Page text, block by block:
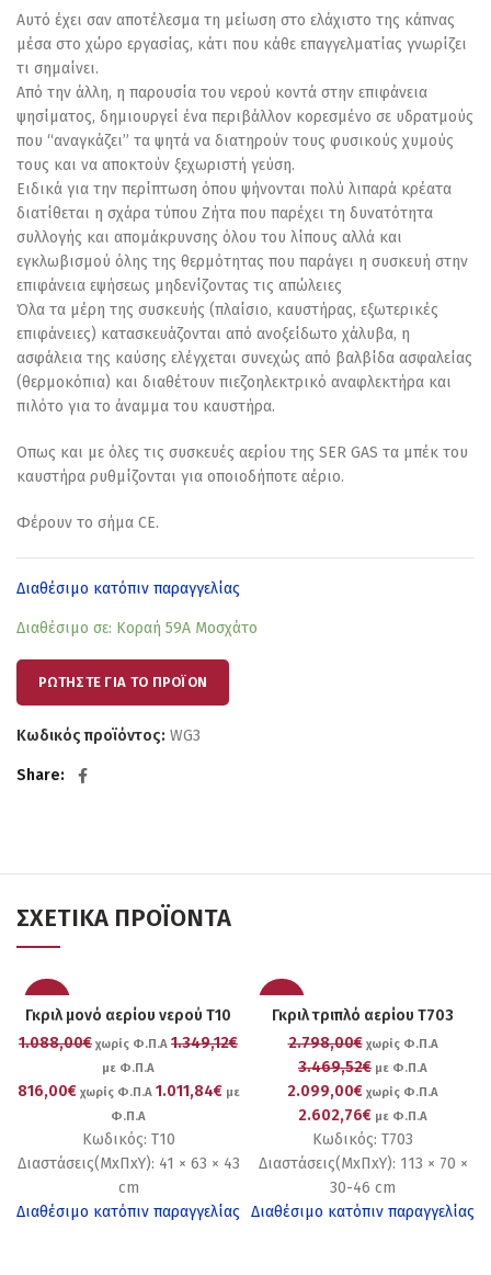
Αυτό έχει σαν αποτέλεσμα τη μείωση στο ελάχιστο της κάπνας
μέσα στο χώρο εργασίας, κάτι που κάθε επαγγελματίας γνωρίζει
τι σημαίνει.
Από την άλλη, η παρουσία του νερού κοντά στην επιφάνεια
ψησίματος, δημιουργεί ένα περιβάλλον κορεσμένο σε υδρατμούς
που “αναγκάζει” τα ψητά να διατηρούν τους φυσικούς χυμούς
τους και να αποκτούν ξεχωριστή γεύση.
Ειδικά για την περίπτωση όπου ψήνονται πολύ λιπαρά κρέατα
διατίθεται η σχάρα τύπου Ζήτα που παρέχει τη δυνατότητα
συλλογής και απομάκρυνσης όλου του λίπους αλλά και
εγκλωβισμού όλης της θερμότητας που παράγει η συσκευή στην
επιφάνεια εψήσεως μηδενίζοντας τις απώλειες
Όλα τα μέρη της συσκευής (πλαίσιο, καυστήρας, εξωτερικές
επιφάνειες) κατασκευάζονται από ανοξείδωτο χάλυβα, η
ασφάλεια της καύσης ελέγχεται συνεχώς από βαλβίδα ασφαλείας
(θερμοκόπια) και διαθέτουν πιεζοηλεκτρικό αναφλεκτήρα και
πιλότο για το άναμμα του καυστήρα.
Oπως και με όλες τις συσκευές αερίου της SER GAS τα μπέκ του
καυστήρα ρυθμίζονται για οποιοδήποτε αέριο.
Φέρουν το σήμα CE.
Διαθέσιμο κατόπιν παραγγελίας
Διαθέσιμο σε: Κοραή 59Α Μοσχάτο
ΡΩΤΗΣΤΕ ΓΙΑ ΤΟ ΠΡΟΪΟΝ
Κωδικός προϊόντος: WG3
Share
ΣΧΕΤΙΚΆ ΠΡΟΪΌΝΤΑ
Γκριλ μονό αερίου νερού T10
1.088,00€ χωρίς Φ.Π.Α 1.349,12€
με Φ.Π.Α
816,00€ χωρίς Φ.Π.Α 1.011,84€ με
Φ.Π.Α
Κωδικός: T10
Διαστάσεις(ΜxΠxΥ): 41 × 63 × 43
cm
Διαθέσιμο κατόπιν παραγγελίας
Γκριλ τριπλό αερίου T703
2.798,00€χωρίς Φ.Π.Α
3.469,52€ με Φ.Π.Α
2.099,00€ χωρίς Φ.Π.Α
2.602,76€ με Φ.Π.Α
Κωδικός: T703
Διαστάσεις(ΜxΠxΥ): 113 × 70 ×
30-46 cm
Διαθέσιμο κατόπιν παραγγελίας